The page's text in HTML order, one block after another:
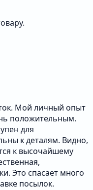
Мой личный опыт
положительным.
для
к деталям. Видно,
к высочайшему
Это спасает много
посылок.